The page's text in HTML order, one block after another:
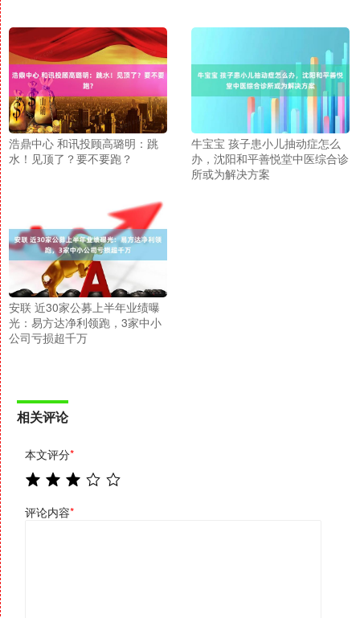
浩鼎中心 和讯投顾高璐明：跳
水！见顶了？要不要跑？
牛宝宝 孩子患小儿抽动症怎么
办，沈阳和平善悦堂中医综合诊
所或为解决方案
安联 近30家公募上半年业绩曝
光：易方达净利领跑，3家中小
公司亏损超千万
相关评论
本文评分*
评论内容*